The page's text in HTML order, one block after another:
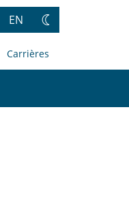
EN
Changez
thème
Carrières